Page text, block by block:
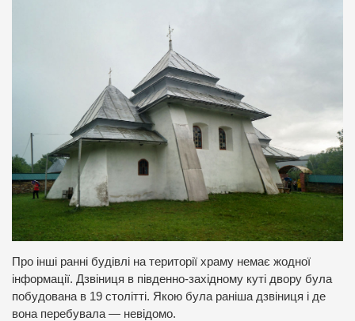
Про інші ранні будівлі на території храму немає жодної
інформації. Дзвіниця в південно-західному куті двору була
побудована в 19 столітті. Якою була раніша дзвіниця і де
вона перебувала — невідомо.